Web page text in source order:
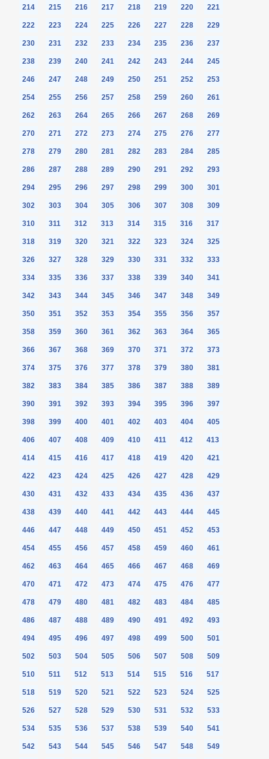
214 215 216 217 218 219 220 221
222 223 224 225 226 227 228 229
230 231 232 233 234 235 236 237
238 239 240 241 242 243 244 245
246 247 248 249 250 251 252 253
254 255 256 257 258 259 260 261
262 263 264 265 266 267 268 269
270 271 272 273 274 275 276 277
278 279 280 281 282 283 284 285
286 287 288 289 290 291 292 293
294 295 296 297 298 299 300 301
302 303 304 305 306 307 308 309
310 311 312 313 314 315 316 317
318 319 320 321 322 323 324 325
326 327 328 329 330 331 332 333
334 335 336 337 338 339 340 341
342 343 344 345 346 347 348 349
350 351 352 353 354 355 356 357
358 359 360 361 362 363 364 365
366 367 368 369 370 371 372 373
374 375 376 377 378 379 380 381
382 383 384 385 386 387 388 389
390 391 392 393 394 395 396 397
398 399 400 401 402 403 404 405
406 407 408 409 410 411 412 413
414 415 416 417 418 419 420 421
422 423 424 425 426 427 428 429
430 431 432 433 434 435 436 437
438 439 440 441 442 443 444 445
446 447 448 449 450 451 452 453
454 455 456 457 458 459 460 461
462 463 464 465 466 467 468 469
470 471 472 473 474 475 476 477
478 479 480 481 482 483 484 485
486 487 488 489 490 491 492 493
494 495 496 497 498 499 500 501
502 503 504 505 506 507 508 509
510 511 512 513 514 515 516 517
518 519 520 521 522 523 524 525
526 527 528 529 530 531 532 533
534 535 536 537 538 539 540 541
542 543 544 545 546 547 548 549